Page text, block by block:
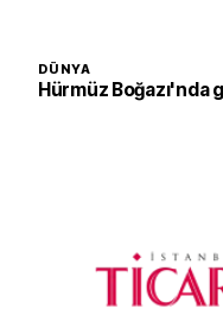
DÜNYA
Hürmüz Boğazı'nda